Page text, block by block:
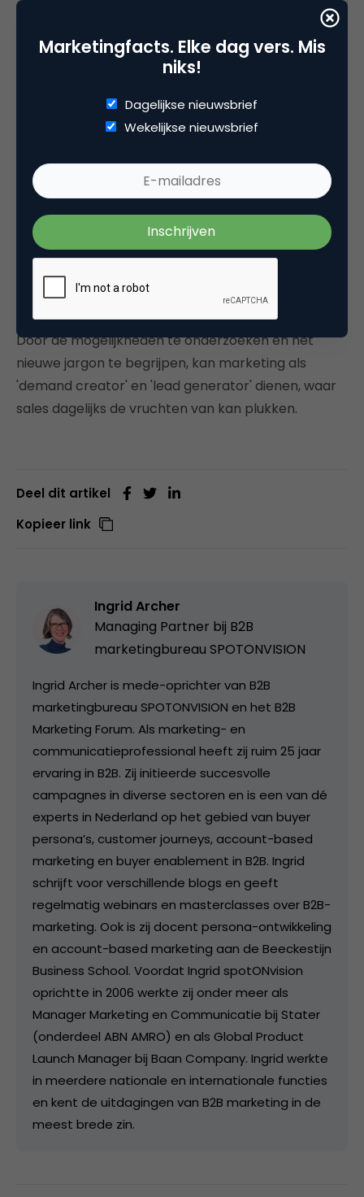
Marketing en sales: samen het B2B-jargon te lijf
Het lijkt allemaal logisch om het leadproces in kaart
te brengen, om technologie te gebruiken en om de
werken. Toch is het een hele uitdaging voor veel
B2B-bedrijven. Vaak werken we nog met
verouderde infrastructuur van website en database
en veelal is er een groot verschil in het benaderen
van de markt vanuit marketing dan wel vanuit de
salesorganisatie. Deze werken soms totaal langs
elkaar heen. Zonde!
Door de mogelijkheden te onderzoeken en het
nieuwe jargon te begrijpen, kan marketing als
'demand creator' en 'lead generator' dienen, waar
sales dagelijks de vruchten van kan plukken.
Deel dit artikel
Kopieer link
Ingrid Archer
Managing Partner bij B2B
marketingbureau SPOTONVISION
Ingrid Archer is mede-oprichter van B2B
marketingbureau SPOTONVISION en het B2B
Marketing Forum. Als marketing- en
communicatieprofessional heeft zij ruim 25 jaar
ervaring in B2B. Zij initieerde succesvolle
campagnes in diverse sectoren en is een van dé
experts in Nederland op het gebied van buyer
persona’s, customer journeys, account-based
marketing en buyer enablement in B2B. Ingrid
schrijft voor verschillende blogs en geeft
regelmatig webinars en masterclasses over B2B-
marketing. Ook is zij docent persona-ontwikkeling
en account-based marketing aan de Beeckestijn
Business School. Voordat Ingrid spotONvision
oprichtte in 2006 werkte zij onder meer als
Manager Marketing en Communicatie bij Stater
(onderdeel ABN AMRO) en als Global Product
Launch Manager bij Baan Company. Ingrid werkte
in meerdere nationale en internationale functies
en kent de uitdagingen van B2B marketing in de
meest brede zin.
Marketingfacts. Elke dag vers. Mis
niks!
Dagelijkse nieuwsbrief
Wekelijkse nieuwsbrief